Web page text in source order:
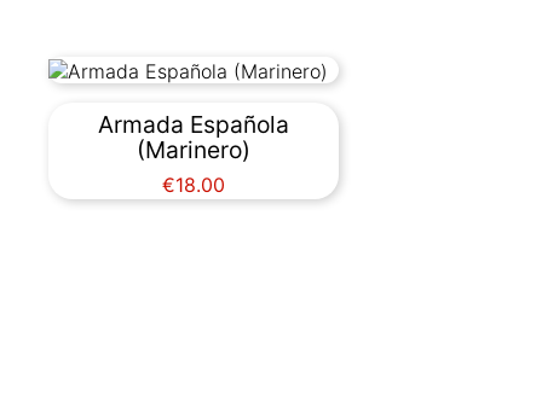
Armada Española
(Marinero)
Price
€18.00